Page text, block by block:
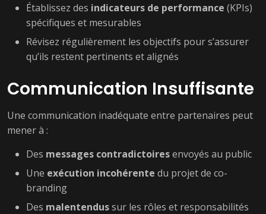
Établissez des indicateurs de performance (KPIs)
spécifiques et mesurables
Révisez régulièrement les objectifs pour s’assurer
qu’ils restent pertinents et alignés
Communication Insuffisante
Une communication inadéquate entre partenaires peut
mener à :
Des messages contradictoiresenvoyés au public
Une exécution incohérente du projet de co-
branding
Des malentendussur les rôles et responsabilités